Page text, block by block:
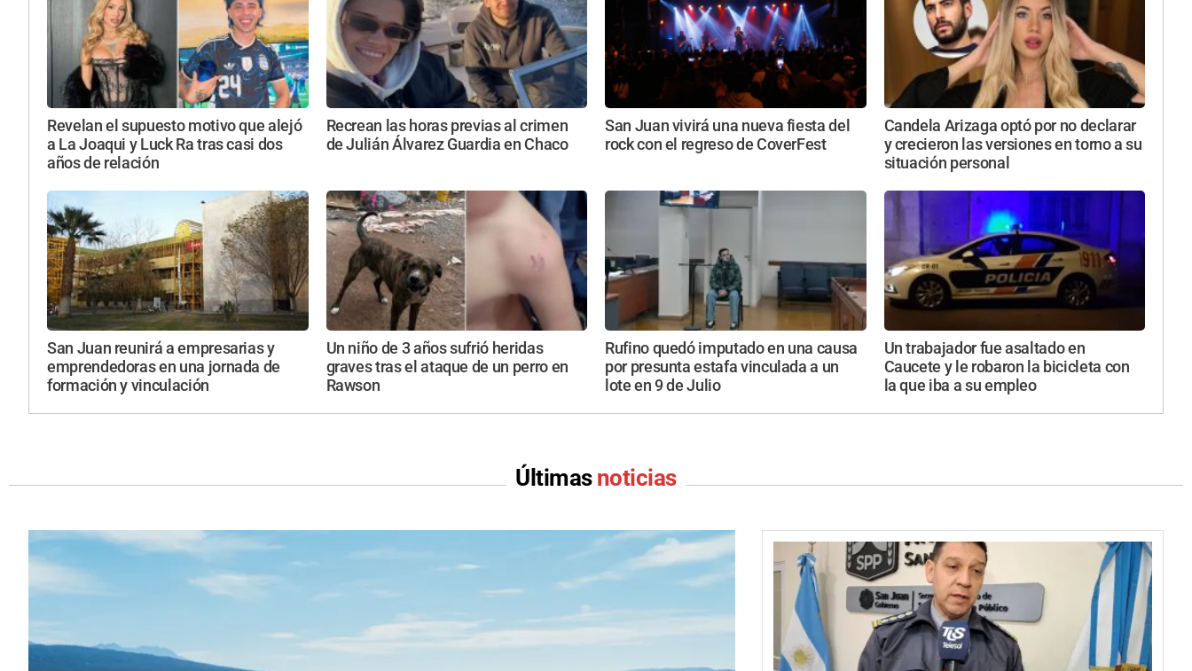
Revelan el supuesto motivo que alejó
a La Joaqui y Luck Ra tras casi dos
años de relación
Recrean las horas previas al crimen
de Julián Álvarez Guardia en Chaco
San Juan vivirá una nueva fiesta del
rock con el regreso de CoverFest
Candela Arizaga optó por no declarar
y crecieron las versiones en torno a su
situación personal
San Juan reunirá a empresarias y
emprendedoras en una jornada de
formación y vinculación
Un niño de 3 años sufrió heridas
graves tras el ataque de un perro en
Rawson
Rufino quedó imputado en una causa
por presunta estafa vinculada a un
lote en 9 de Julio
Un trabajador fue asaltado en
Caucete y le robaron la bicicleta con
la que iba a su empleo
Últimas noticias